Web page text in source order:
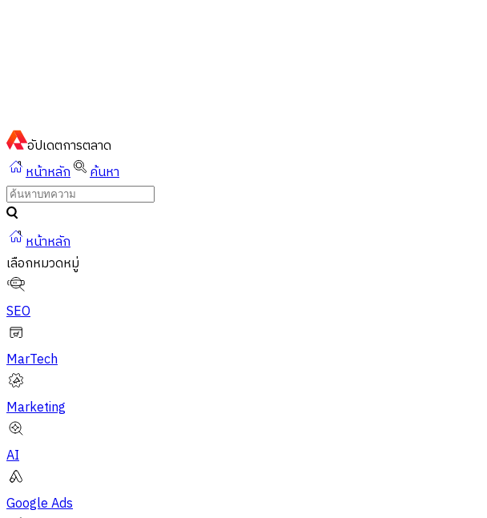
อัปเดตการตลาด
หน้าหลัก
ค้นหา
หน้าหลัก
เลือกหมวดหมู่
SEO
MarTech
Marketing
AI
Google Ads